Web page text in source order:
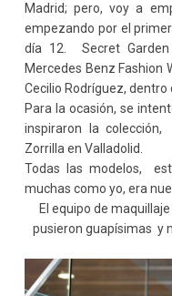
Madrid; pero, voy a
empezando por el
día 12. Secret
Mercedes Benz Fashion
Cecilio Rodríguez, dentro
Para la ocasión, se
inspiraron la
Zorrilla en Valladolid.
Todas las modelos,
muchas como yo, era
El equipo de
pusieron guapísimas y